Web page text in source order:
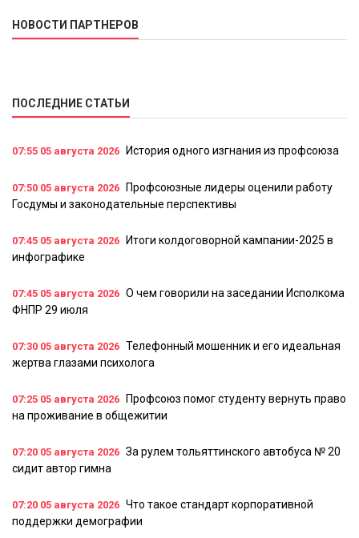
НОВОСТИ ПАРТНЕРОВ
ПОСЛЕДНИЕ СТАТЬИ
07:55 05 августа 2026 История одного изгнания из профсоюза
07:50 05 августа 2026
Профсоюзные лидеры оценили работу
Госдумы и законодательные перспективы
07:45 05 августа 2026
Итоги колдоговорной кампании-2025 в
инфографике
07:45 05 августа 2026 О чем говорили на заседании Исполкома
ФНПР 29 июля
07:30 05 августа 2026 Телефонный мошенник и его идеальная
жертва глазами психолога
07:25 05 августа 2026
Профсоюз помог студенту вернуть право
на проживание в общежитии
07:20 05 августа 2026 За рулем тольяттинского автобуса № 20
сидит автор гимна
07:20 05 августа 2026 Что такое стандарт корпоративной
поддержки демографии